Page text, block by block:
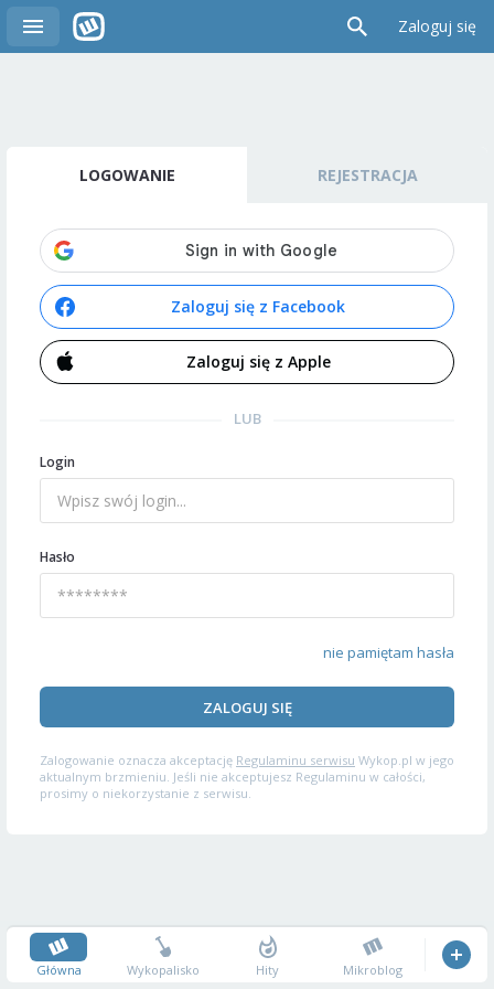
Zaloguj się
LOGOWANIE REJESTRACJA
Zaloguj się z Facebook
Zaloguj się z Apple
LUB
Login
Hasło
nie pamiętam hasła
ZALOGUJ SIĘ
Zalogowanie oznacza akceptację Regulaminu serwisu Wykop.pl w jego
aktualnym brzmieniu. Jeśli nie akceptujesz Regulaminu w całości,
prosimy o niekorzystanie z serwisu.
Główna Wykopalisko Hity Mikroblog